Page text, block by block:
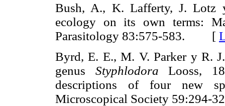
Bush, A., K. Lafferty, J. Lotz
ecology on its own terms:
Parasitology 83:575-583. [
Byrd, E. E., M. V. Parker y R.
genus Styphlodora Looss,
descriptions of four new
Microscopical Society